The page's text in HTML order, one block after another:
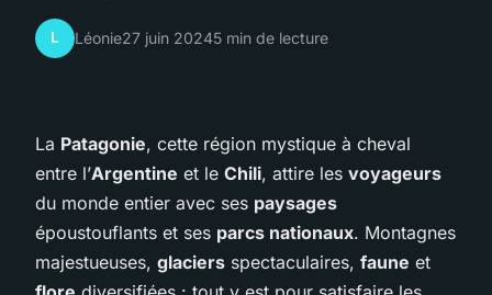
L Léonie27 juin 20245 min de lecture
La Patagonie, cette région mystique à cheval
entre l’Argentine et le Chili, attire les voyageurs
du monde entier avec ses paysages
époustouflants et ses parcs nationaux. Montagnes
majestueuses, glaciers spectaculaires, faune et